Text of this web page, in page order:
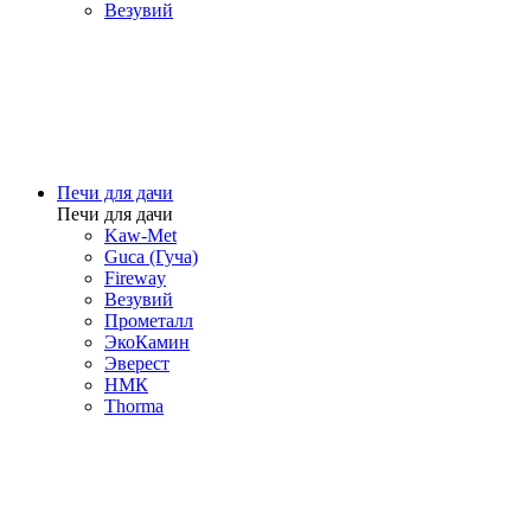
Везувий
Печи для дачи
Печи для дачи
Kaw-Met
Guca (Гуча)
Fireway
Везувий
Прометалл
ЭкоКамин
Эверест
НМК
Thorma